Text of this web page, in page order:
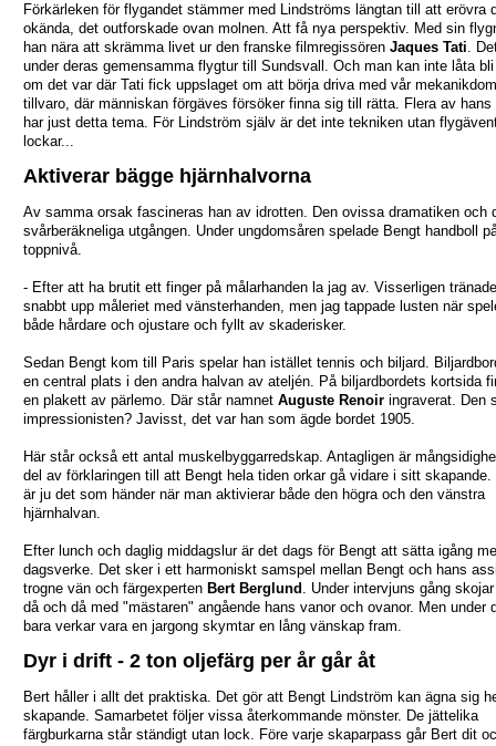
Förkärleken för flygandet stämmer med Lindströms längtan till att erövra
okända, det outforskade ovan molnen. Att få nya perspektiv. Med sin
han nära att skrämma livet ur den franske filmregissören Jaques Tati.
under deras gemensamma flygtur till Sundsvall. Och man kan inte låta
om det var där Tati fick uppslaget om att börja driva med vår
tillvaro, där människan förgäves försöker finna sig till rätta. Flera av hans
har just detta tema. För Lindström själv är det inte tekniken utan
lockar...
Aktiverar bägge hjärnhalvorna
Av samma orsak fascineras han av idrotten. Den ovissa dramatiken och
svårberäkneliga utgången. Under ungdomsåren spelade Bengt handboll
toppnivå.
- Efter att ha brutit ett finger på målarhanden la jag av. Visserligen
snabbt upp måleriet med vänsterhanden, men jag tappade lusten när
både hårdare och ojustare och fyllt av skaderisker.
Sedan Bengt kom till Paris spelar han istället tennis och biljard.
en central plats i den andra halvan av ateljén. På biljardbordets kortsida
en plakett av pärlemo. Där står namnet Auguste Renoir ingraverat. Den
impressionisten? Javisst, det var han som ägde bordet 1905.
Här står också ett antal muskelbyggarredskap. Antagligen är
del av förklaringen till att Bengt hela tiden orkar gå vidare i sitt skapande.
är ju det som händer när man aktivierar både den högra och den vänstra
hjärnhalvan.
Efter lunch och daglig middagslur är det dags för Bengt att sätta igång
dagsverke. Det sker i ett harmoniskt samspel mellan Bengt och hans
trogne vän och färgexperten Bert Berglund
. Under intervjuns gång
då och då med "mästaren" angående hans vanor och ovanor. Men under
bara verkar vara en jargong skymtar en lång vänskap fram.
Dyr i drift - 2 ton oljefärg per år går åt
Bert håller i allt det praktiska. Det gör att Bengt Lindström kan ägna sig
skapande. Samarbetet följer vissa återkommande mönster. De jättelika
färgburkarna står ständigt utan lock. Före varje skaparpass går Bert dit